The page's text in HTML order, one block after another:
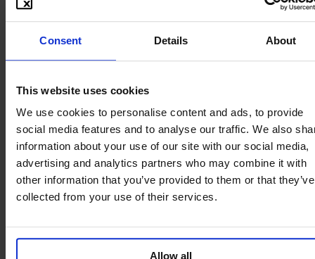
Consent Details About
This website uses cookies
We use cookies to personalise content and ads, to provide
social media features and to analyse our traffic. We also
information about your use of our site with our social media,
advertising and analytics partners who may combine it with
other information that you’ve provided to them or that they’ve
collected from your use of their services.
Allow all